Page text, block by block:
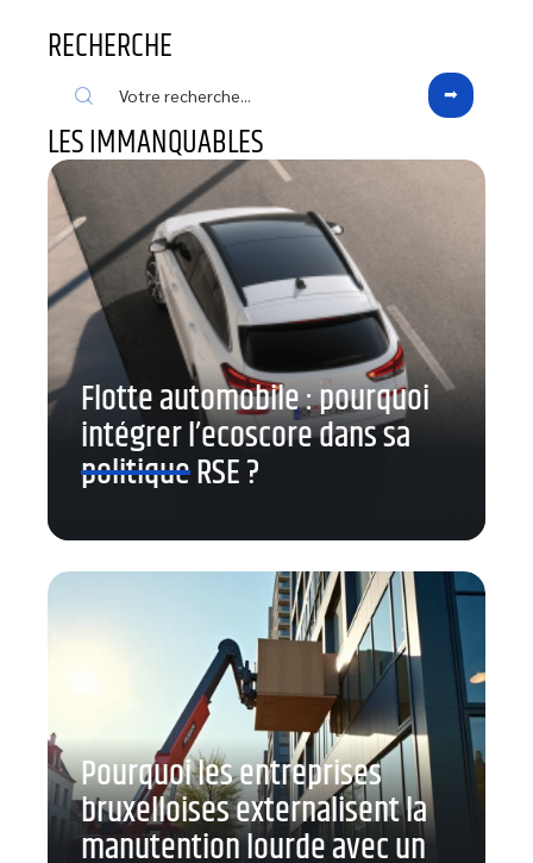
RECHERCHE
LES IMMANQUABLES
Flotte automobile : pourquoi
intégrer l’ecoscore dans sa
politique RSE ?
Pourquoi les entreprises
bruxelloises externalisent la
manutention lourde avec un